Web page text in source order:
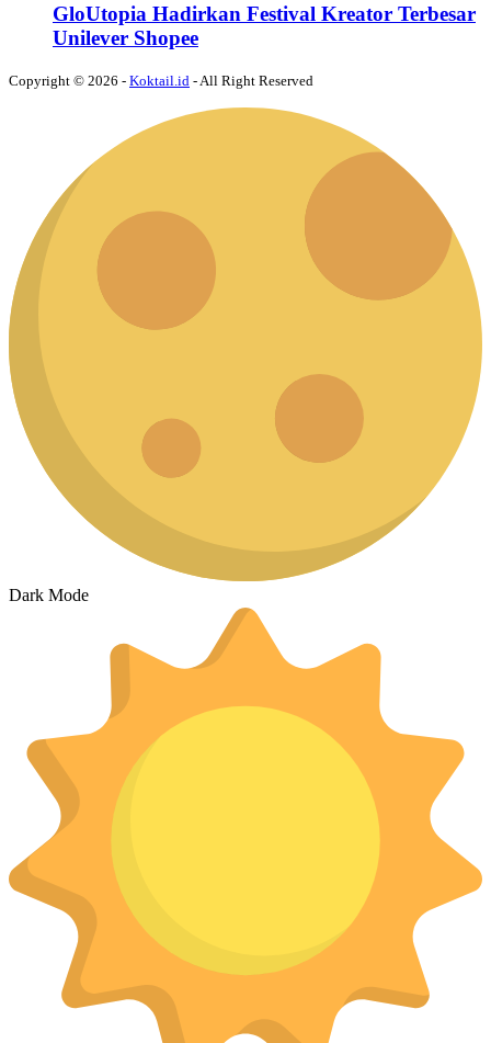
GloUtopia Hadirkan Festival Kreator Terbesar
Unilever Shopee
Copyright © 2026 - Koktail.id - All Right Reserved
Dark Mode